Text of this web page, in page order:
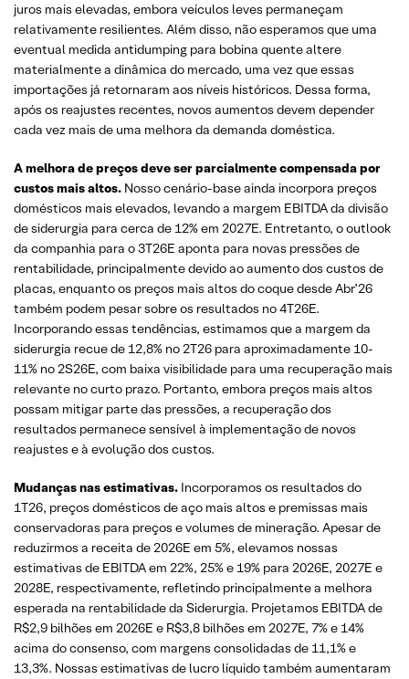
juros mais elevadas, embora veículos leves permaneçam
relativamente resilientes. Além disso, não esperamos que uma
eventual medida antidumping para bobina quente altere
materialmente a dinâmica do mercado, uma vez que essas
importações já retornaram aos níveis históricos. Dessa forma,
após os reajustes recentes, novos aumentos devem depender
cada vez mais de uma melhora da demanda doméstica.
A melhora de preços deve ser parcialmente compensada por
custos mais altos. Nosso cenário-base ainda incorpora preços
domésticos mais elevados, levando a margem EBITDA da divisão
de siderurgia para cerca de 12% em 2027E. Entretanto, o outlook
da companhia para o 3T26E aponta para novas pressões de
rentabilidade, principalmente devido ao aumento dos custos de
placas, enquanto os preços mais altos do coque desde Abr’26
também podem pesar sobre os resultados no 4T26E.
Incorporando essas tendências, estimamos que a margem da
siderurgia recue de 12,8% no 2T26 para aproximadamente 10-
11% no 2S26E, com baixa visibilidade para uma recuperação mais
relevante no curto prazo. Portanto, embora preços mais altos
possam mitigar parte das pressões, a recuperação dos
resultados permanece sensível à implementação de novos
reajustes e à evolução dos custos.
Mudanças nas estimativas. Incorporamos os resultados do
1T26, preços domésticos de aço mais altos e premissas mais
conservadoras para preços e volumes de mineração. Apesar de
reduzirmos a receita de 2026E em 5%, elevamos nossas
estimativas de EBITDA em 22%, 25% e 19% para 2026E, 2027E e
2028E, respectivamente, refletindo principalmente a melhora
esperada na rentabilidade da Siderurgia. Projetamos EBITDA de
R$2,9 bilhões em 2026E e R$3,8 bilhões em 2027E, 7% e 14%
acima do consenso, com margens consolidadas de 11,1% e
13,3%. Nossas estimativas de lucro líquido também aumentaram